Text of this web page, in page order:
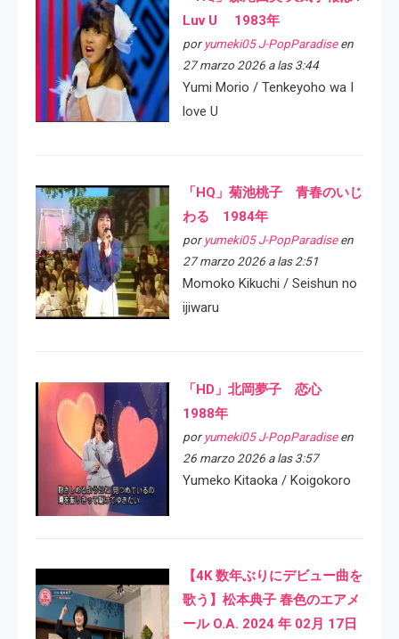
Luv U 1983年
por yumeki05 J-PopParadiseen
27 marzo 2026 a las 3:44
Yumi Morio / Tenkeyoho wa I
love U
「HQ」菊池桃子 青春のいじ
わる 1984年
por yumeki05 J-PopParadiseen
27 marzo 2026 a las 2:51
Momoko Kikuchi / Seishun no
ijiwaru
「HD」北岡夢子 恋心
1988年
por yumeki05 J-PopParadiseen
26 marzo 2026 a las 3:57
Yumeko Kitaoka / Koigokoro
【4K 数年ぶりにデビュー曲を
歌う】松本典子 春色のエアメ
ール O.A. 2024 年 02月 17日